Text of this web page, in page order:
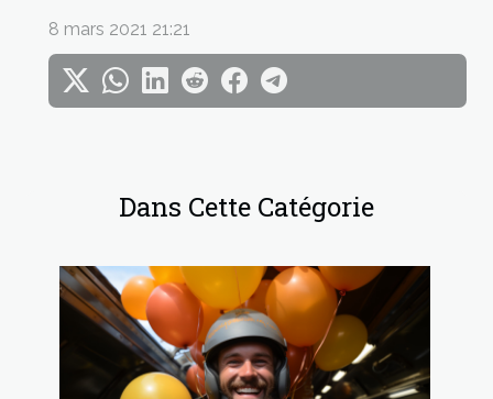
Dans Cette Catégorie
8 mars 2021 21:21